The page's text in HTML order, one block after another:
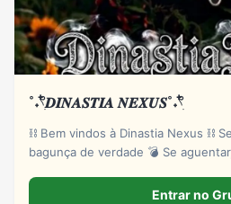
˚˖𓍢ִ໋𝑫𝑰𝑵𝑨𝑺𝑻𝑰𝑨 𝑵𝑬𝑿𝑼𝑺˚˖𓍢ִ໋
⛓️ Bem vindos à Dinastia Nexus ⛓️
bagunça de verdade 💣 Se
Entrar no